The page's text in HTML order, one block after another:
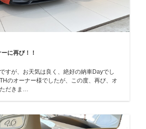
に再び！！
すが、お天気は良く、絶好の納車Dayでし
だきま…